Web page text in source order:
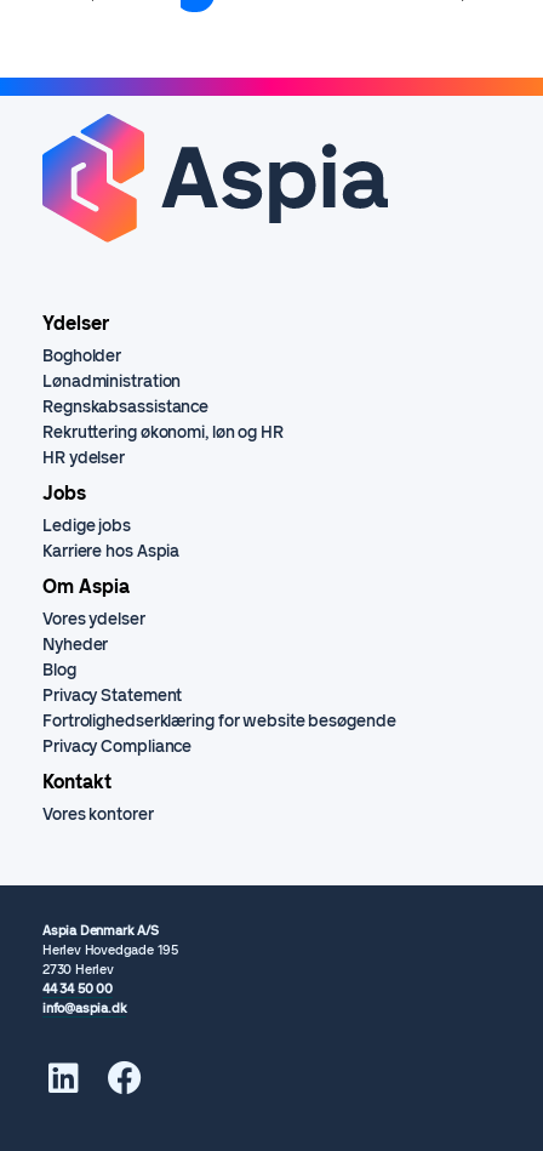
side
Ydelser
Bogholder
Lønadministration
Regnskabsassistance
Rekruttering økonomi, løn og HR
HR ydelser
Jobs
Ledige jobs
Karriere hos Aspia
Om Aspia
Vores ydelser
Nyheder
Blog
Privacy Statement
Fortrolighedserklæring for website besøgende
Privacy Compliance
Kontakt
Vores kontorer
Aspia Denmark A/S
Herlev Hovedgade 195
2730 Herlev
44 34 50 00
info@aspia.dk